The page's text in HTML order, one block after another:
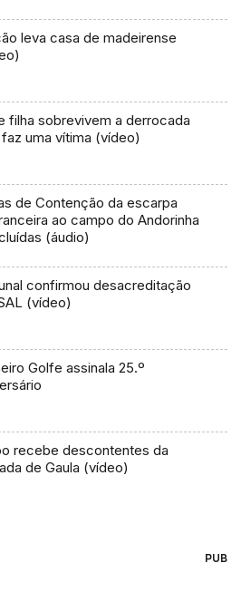
leva casa de madeirense
filha sobrevivem a derrocada
uma vítima (vídeo)
de Contenção da escarpa
ao campo do Andorinha
(áudio)
confirmou desacreditação
(vídeo)
Golfe assinala 25.º
recebe descontentes da
de Gaula (vídeo)
PUB